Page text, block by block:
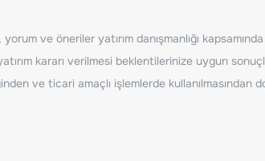
ve öneriler yatırım danışmanlığı
kararı verilmesi beklentilerinize uygun
ve ticari amaçlı işlemlerde